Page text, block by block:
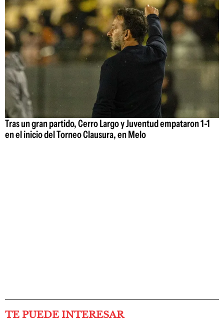
Tras un gran partido, Cerro Largo y Juventud empataron 1-1
en el inicio del Torneo Clausura, en Melo
TE PUEDE INTERESAR